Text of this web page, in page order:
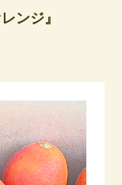
ンジ』